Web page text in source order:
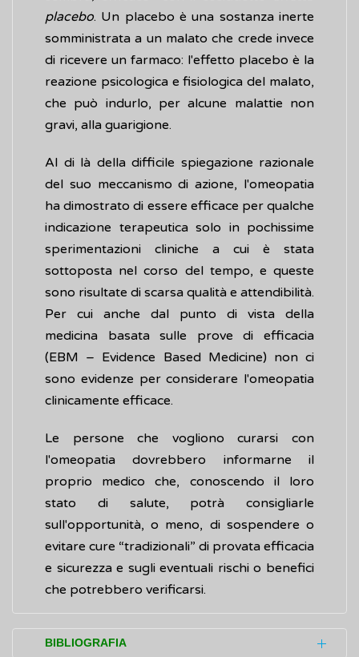
placebo. Un placebo è una sostanza inerte
somministrata a un malato che crede invece
di ricevere un farmaco: l'effetto placebo è la
reazione psicologica e fisiologica del malato,
che può indurlo, per alcune malattie non
gravi, alla guarigione.
Al di là della difficile spiegazione razionale
del suo meccanismo di azione, l'omeopatia
ha dimostrato di essere efficace per qualche
indicazione terapeutica solo in pochissime
sperimentazioni cliniche a cui è stata
sottoposta nel corso del tempo, e queste
sono risultate di scarsa qualità e attendibilità.
Per cui anche dal punto di vista della
medicina basata sulle prove di efficacia
(EBM – Evidence Based Medicine) non ci
sono evidenze per considerare l'omeopatia
clinicamente efficace.
Le persone che vogliono curarsi con
l'omeopatia dovrebbero informarne il
proprio medico che, conoscendo il loro
stato di salute, potrà consigliarle
sull'opportunità, o meno, di sospendere o
evitare cure “tradizionali” di provata efficacia
e sicurezza e sugli eventuali rischi o benefici
che potrebbero verificarsi.
BIBLIOGRAFIA